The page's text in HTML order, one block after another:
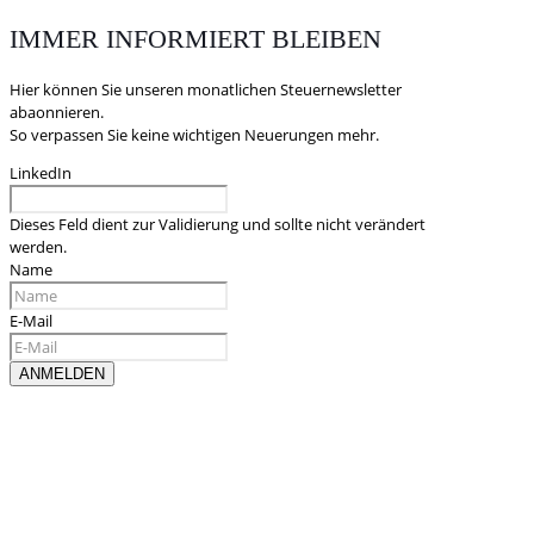
IMMER INFORMIERT BLEIBEN
Hier können Sie unseren monatlichen Steuernewsletter
abaonnieren.
So verpassen Sie keine wichtigen Neuerungen mehr.
LinkedIn
Dieses Feld dient zur Validierung und sollte nicht verändert
werden.
Name
E-Mail